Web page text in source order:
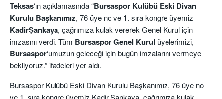
Teksas‘ın açıklamasında “Bursaspor Kulübü Eski Divan
Kurulu Başkanımız, 76 üye no ve 1. sıra kongre üyemiz
KadirŞankaya, çağrımıza kulak vererek Genel Kurul için
imzasını verdi. Tüm Bursaspor Genel Kurul üyelerimizi,
Bursaspor‘umuzun geleceği için bugün imzalarını vermeye
bekliyoruz.” ifadeleri yer aldı.
Bursaspor Kulübü Eski Divan Kurulu Başkanımız, 76 üye no
ve 1. sıra kongre üyemiz Kadir Şankaya, çağrımıza kulak